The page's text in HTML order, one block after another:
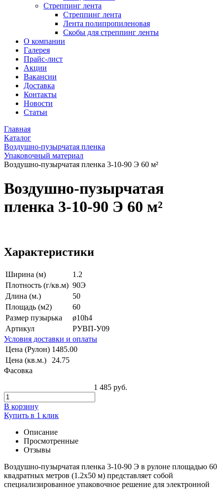
Стреппинг лента
Стреппинг лента
Лента полипропиленовая
Скобы для стреппинг ленты
О компании
Галерея
Прайс-лист
Акции
Вакансии
Доставка
Контакты
Новости
Статьи
Главная
Каталог
Воздушно-пузырчатая пленка
Упаковочный материал
Воздушно-пузырчатая пленка 3-10-90 Э 60 м²
Воздушно-пузырчатая
пленка 3-10-90 Э 60 м²
Характеристики
Ширина (м)
1.2
Плотность (г/кв.м) 90Э
Длина (м.)
50
Площадь (м2)
60
Размер пузырька
ø10h4
Артикул
РУВП-У09
Условия доставки и оплаты
Цена (Рулон) 1485.00
Цена (кв.м.)
24.75
Фасовка
1 485 руб.
В корзину
Купить в 1 клик
Описание
Просмотренные
Отзывы
Воздушно-пузырчатая пленка 3-10-90 Э в рулоне площадью 60
квадратных метров (1.2х50 м) представляет собой
специализированное упаковочное решение для электронной